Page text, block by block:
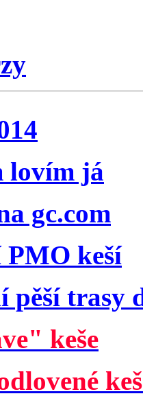
lovím já
gc.com
keší
pěší trasy
keše